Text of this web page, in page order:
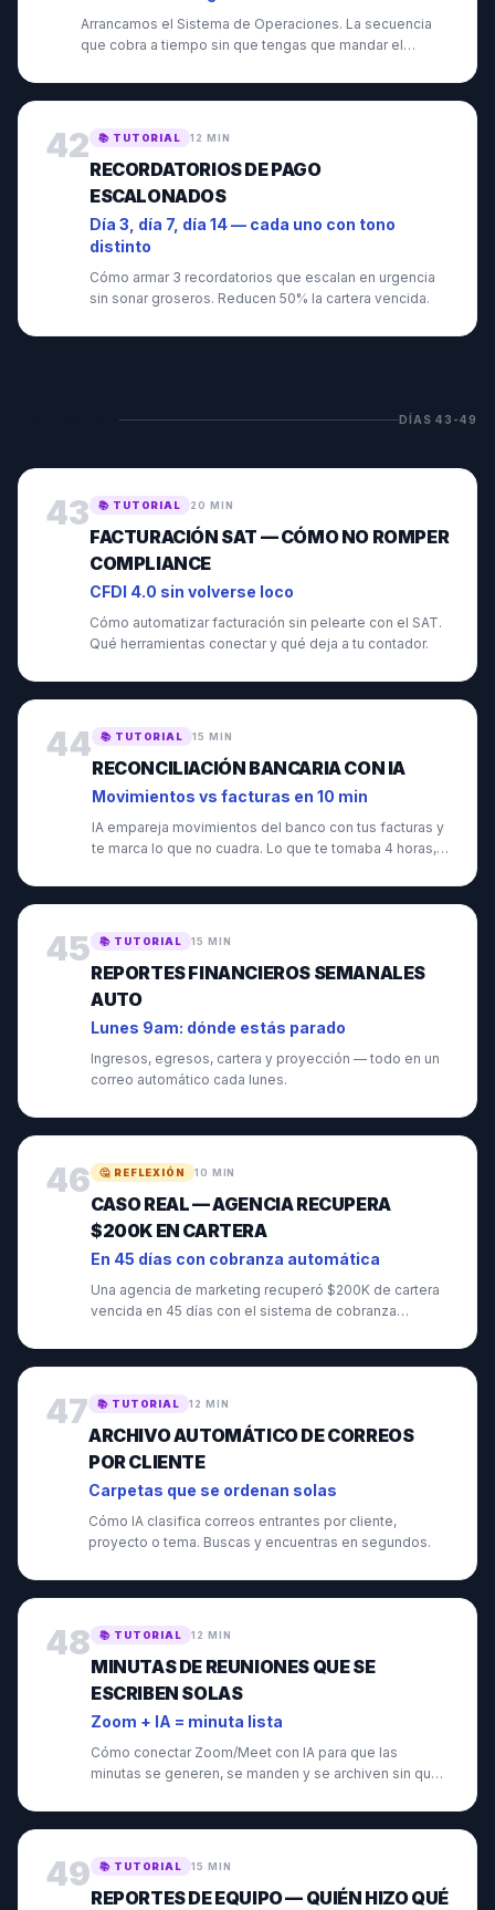
Arrancamos el Sistema de Operaciones. La secuencia
que cobra a tiempo sin que tengas que mandar el
42 📚 TUTORIAL 12 MIN
RECORDATORIOS DE PAGO
ESCALONADOS
Día 3, día 7, día 14 — cada uno con tono
distinto
Cómo armar 3 recordatorios que escalan en urgencia
sin sonar groseros. Reducen 50% la cartera vencida.
DÍAS 43 -49
43 📚 TUTORIAL 20 MIN
FACTURACIÓN SAT — CÓMO NO ROMPER
COMPLIANCE
CFDI 4.0 sin volverse loco
Cómo automatizar facturación sin pelearte con el SAT.
Qué herramientas conectar y qué deja a tu contador.
44 📚 TUTORIAL 15 MIN
RECONCILIACIÓN BANCARIA CON IA
Movimientos vs facturas en 10 min
IA empareja movimientos del banco con tus facturas y
te marca lo que no cuadra. Lo que te tomaba 4 horas,
45 📚 TUTORIAL 15 MIN
REPORTES FINANCIEROS SEMANALES
AUTO
Lunes 9am: dónde estás parado
Ingresos, egresos, cartera y proyección — todo en un
correo automático cada lunes.
46 🤔 REFLEXIÓN 10 MIN
CASO REAL — AGENCIA RECUPERA
$200K EN CARTERA
En 45 días con cobranza automática
Una agencia de marketing recuperó $200K de cartera
vencida en 45 días con el sistema de cobranza
47 📚 TUTORIAL 12 MIN
ARCHIVO AUTOMÁTICO DE CORREOS
POR CLIENTE
Carpetas que se ordenan solas
Cómo IA clasifica correos entrantes por cliente,
proyecto o tema. Buscas y encuentras en segundos.
48 📚 TUTORIAL 12 MIN
MINUTAS DE REUNIONES QUE SE
ESCRIBEN SOLAS
Zoom + IA = minuta lista
Cómo conectar Zoom/Meet con IA para que las
minutas se generen, se manden y se archiven sin que
49 📚 TUTORIAL 15 MIN
REPORTES DE EQUIPO — QUIÉN HIZO QUÉ